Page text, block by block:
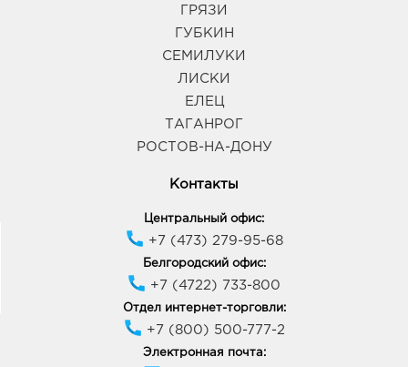
ГРЯЗИ
ГУБКИН
СЕМИЛУКИ
ЛИСКИ
ЕЛЕЦ
ТАГАНРОГ
РОСТОВ-НА-ДОНУ
Контакты
Центральный офис:
+7 (473) 279-95-68
Белгородский офис:
+7 (4722) 733-800
Отдел интернет-торговли:
+7 (800) 500-777-2
Электронная почта: